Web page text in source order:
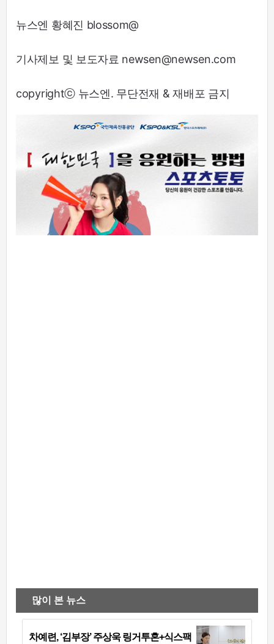
뉴스엔 황혜진 blossom@
기사제보 및 보도자료 newsen@newsen.com
copyrightⓒ 뉴스엔. 무단전재 & 재배포 금지
많이 본 뉴스
차예련, ‘김부장’ 주상욱 링거투혼+식스팩